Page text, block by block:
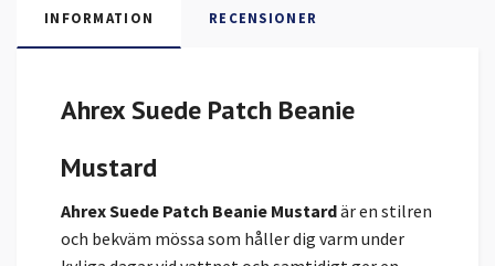
INFORMATION RECENSIONER
Ahrex Suede Patch Beanie
Mustard
Ahrex Suede Patch Beanie Mustardär en stilren
och bekväm mössa som håller dig varm under